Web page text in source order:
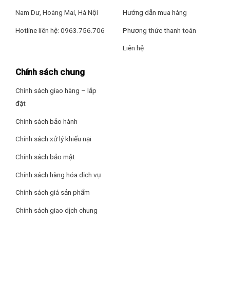
thể đáp ứng tốt nhu cầu làm mát cho phòng có diện tích từ
…
bạn nhanh chóng tận hưởng không gian mát mẻ, thoải mái
trong những ngày hè oi bức.
Nam Dư, Hoàng Mai, Hà Nội
Hotline liên hệ: 0963.756.706
Hướng dẫn mua hàng
Phương thức thanh toán
Liên hệ
Chính sách chung
Chính sách giao hàng – lắp
đặt
Chính sách bảo hành
Chính sách xử lý khiếu nại
Chính sách bảo mật
Chính sách hàng hóa dịch vụ
Chính sách giá sản phẩm
Chính sách giao dịch chung